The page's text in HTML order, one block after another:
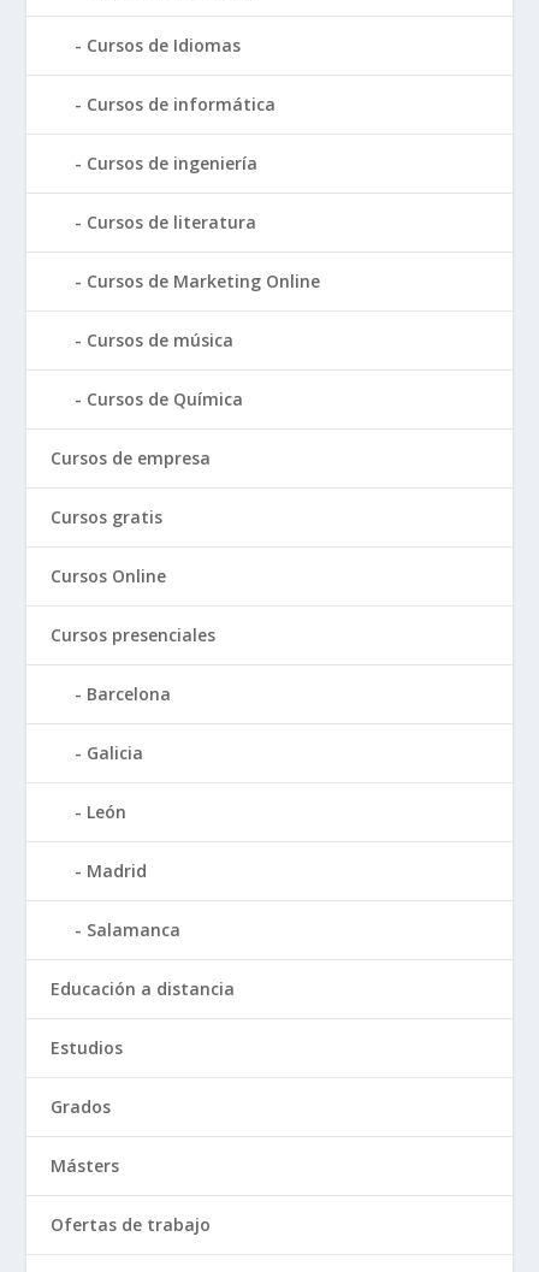
Cursos de Idiomas
Cursos de informática
Cursos de ingeniería
Cursos de literatura
Cursos de Marketing Online
Cursos de música
Cursos de Química
Cursos de empresa
Cursos gratis
Cursos Online
Cursos presenciales
Barcelona
Galicia
León
Madrid
Salamanca
Educación a distancia
Estudios
Grados
Másters
Ofertas de trabajo